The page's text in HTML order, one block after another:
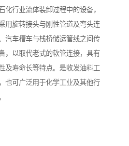
化行业流体装卸过程中的设备，
用旋转接头与刚性管道及弯头连
汽车槽车与栈桥储运管线之间传
，以取代老式的软管连接，具有
及寿命长等特点。是收发油料工
也可广泛用于化学工业及其他行